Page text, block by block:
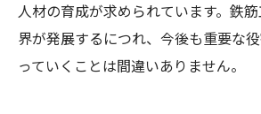
人材の育成が求められています。鉄
界が発展するにつれ、今後も重要な
っていくことは間違いありません。